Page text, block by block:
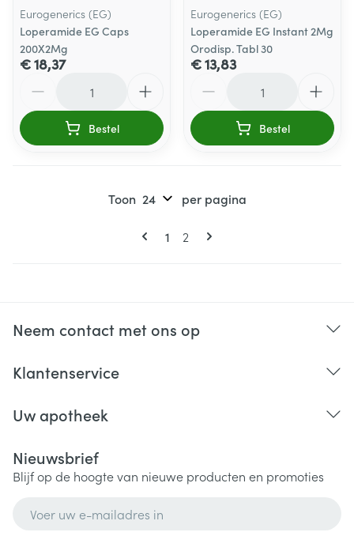
Eurogenerics (EG)
Loperamide EG Caps
200X2Mg
€ 18,37
Bestel
Eurogenerics (EG)
Loperamide EG Instant 2Mg
Orodisp. Tabl 30
€ 13,83
Bestel
Pagina's
U lees momenteel pagina
1 Pagina
2
Toon per pagina
Neem contact met ons op
Klantenservice
Uw apotheek
Nieuwsbrief
Blijf op de hoogte van nieuwe producten en promoties